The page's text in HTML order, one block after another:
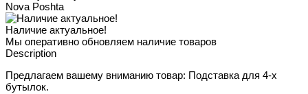
Nova Poshta
Наличие актуальное!
Мы оперативно обновляем наличие товаров
Description
Предлагаем вашему вниманию товар: Подставка для 4-х
бутылок.